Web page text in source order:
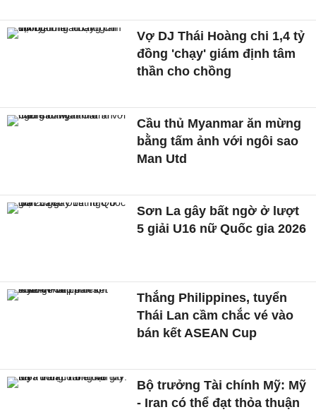
Vợ DJ Thái Hoàng chi 1,4 tỷ
đồng 'chạy' giám định tâm
thần cho chồng
Cầu thủ Myanmar ăn mừng
bằng tấm ảnh với ngôi sao
Man Utd
Sơn La gây bất ngờ ở lượt
5 giải U16 nữ Quốc gia 2026
Thắng Philippines, tuyển
Thái Lan cầm chắc vé vào
bán kết ASEAN Cup
Bộ trưởng Tài chính Mỹ: Mỹ
- Iran có thể đạt thỏa thuận